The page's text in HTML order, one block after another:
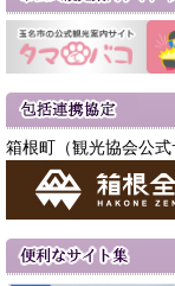
箱根町（観光協会公式